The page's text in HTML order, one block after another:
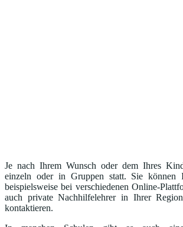
Je nach Ihrem Wunsch oder dem Ihres
einzeln oder in Gruppen statt. Sie können
beispielsweise bei verschiedenen Online-
auch private Nachhilfelehrer in Ihrer
kontaktieren.